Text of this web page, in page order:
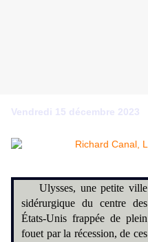
Vendredi 15 décembre 2023
Ulysses, une petite ville
sidérurgique du centre des
États-Unis frappée de plein
fouet par la récession, de ces